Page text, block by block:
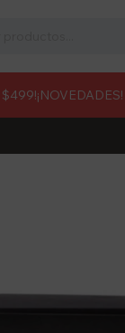
$499!¡NOVEDADES!